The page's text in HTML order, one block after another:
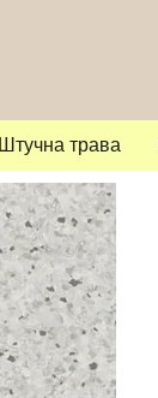
Штучна трава